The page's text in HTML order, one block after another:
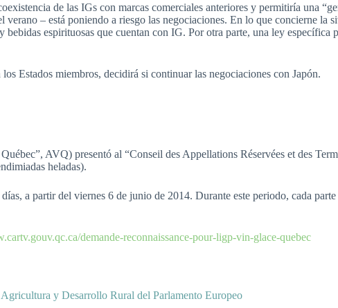
de las IGs con marcas comerciales anteriores y permitiría una
– está poniendo a riesgo las negociaciones. En lo que concierne la
espirituosas que cuentan con IG. Por otra parte, una ley específica
Estados miembros, decidirá si continuar las negociaciones con Japón.
AVQ) presentó al “Conseil des Appellations Réservées et des
heladas).
a partir del viernes 6 de junio de 2014. Durante este periodo, cada
demande-reconnaissance-pour-ligp-vin-glace-quebec
y Desarrollo Rural del Parlamento Europeo